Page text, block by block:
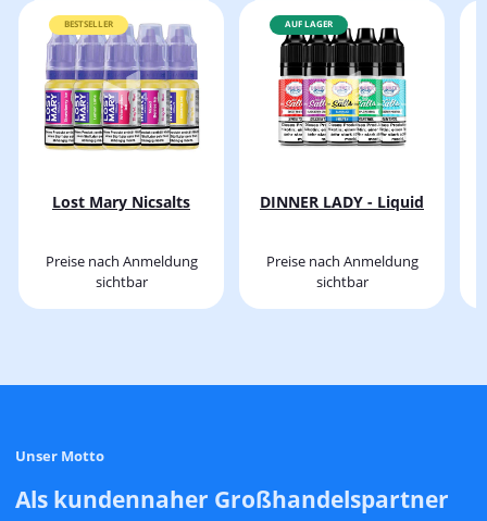
BESTSELLER
Lost Mary Nicsalts
Preise nach Anmeldung
sichtbar
AUF LAGER
DINNER LADY - Liquid
Preise nach Anmeldung
sichtbar
Unser Motto
Als kundennaher Großhandelspartner